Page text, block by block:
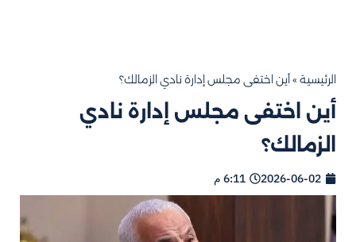
الرئيسية »أين اختفى مجلس إدارة نادي الزمالك؟
أين اختفى مجلس إدارة نادي
الزمالك؟
2026-06-02 6:11 م